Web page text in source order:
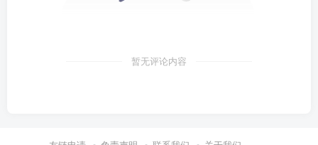
暂无评论内容